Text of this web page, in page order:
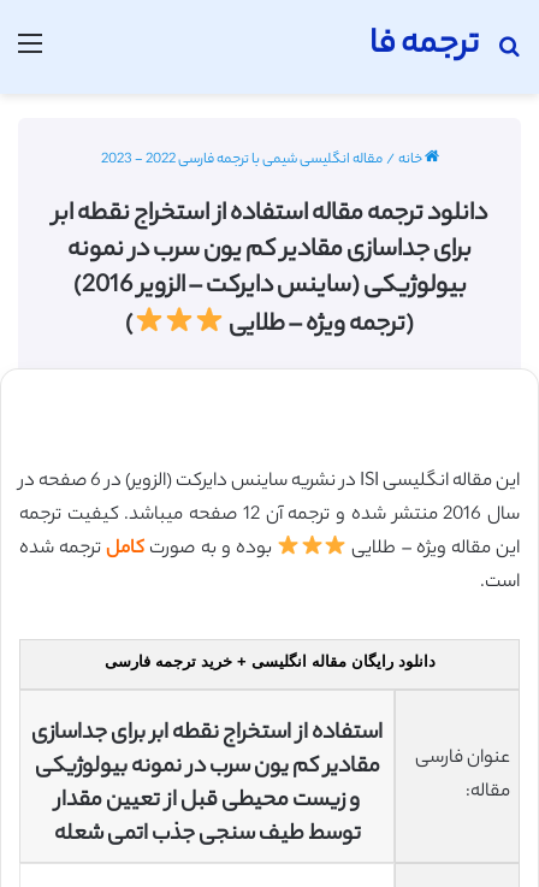
ترجمه فا
جستجو برای
خانه/مقاله انگلیسی شیمی با ترجمه فارسی 2022 - 2023
دانلود ترجمه مقاله استفاده از استخراج نقطه ابر
برای جداسازی مقادیر کم یون سرب در نمونه
بیولوژیکی (ساینس دایرکت – الزویر 2016)
(ترجمه ویژه – طلایی
)
این مقاله انگلیسی ISI در نشریه ساینس دایرکت (الزویر) در 6 صفحه در
سال 2016 منتشر شده و ترجمه آن 12 صفحه میباشد. کیفیت ترجمه
این مقاله ویژه – طلایی
بوده و به صورت کاملترجمه شده
است.
دانلود رایگان مقاله انگلیسی + خرید ترجمه فارسی
عنوان فارسی
مقاله:
استفاده از استخراج نقطه ابر برای جداسازی
مقادیر کم یون سرب در نمونه بیولوژیکی
و زیست محیطی قبل از تعیین مقدار
توسط طیف سنجی جذب اتمی شعله